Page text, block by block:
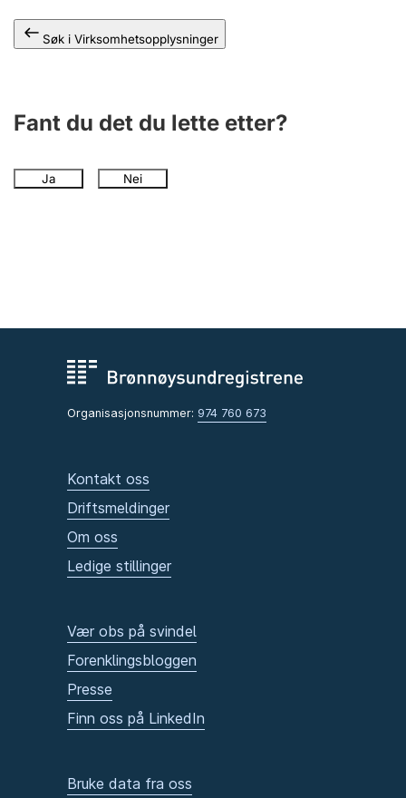
Søk i Virksomhetsopplysninger
Fant du det du lette etter?
Ja Nei
Organisasjonsnummer: 974 760 673
Kontakt oss
Driftsmeldinger
Om oss
Ledige stillinger
Vær obs på svindel
Forenklingsbloggen
Presse
Finn oss på LinkedIn
Bruke data fra oss